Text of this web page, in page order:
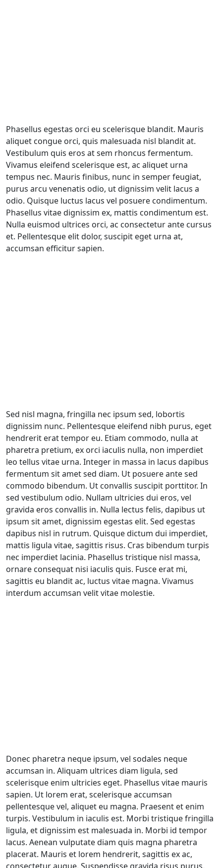
Phasellus egestas orci eu scelerisque blandit. Mauris
aliquet congue orci, quis malesuada nisl blandit at.
Vestibulum quis eros at sem rhoncus fermentum.
Vivamus eleifend scelerisque est, ac aliquet urna
tempus nec. Mauris finibus, nunc in semper feugiat,
purus arcu venenatis odio, ut dignissim velit lacus a
odio. Quisque luctus lacus vel posuere condimentum.
Phasellus vitae dignissim ex, mattis condimentum est.
Nulla euismod ultrices orci, ac consectetur ante cursus
et. Pellentesque elit dolor, suscipit eget urna at,
accumsan efficitur sapien.
Sed nisl magna, fringilla nec ipsum sed, lobortis
dignissim nunc. Pellentesque eleifend nibh purus, eget
hendrerit erat tempor eu. Etiam commodo, nulla at
pharetra pretium, ex orci iaculis nulla, non imperdiet
leo tellus vitae urna. Integer in massa in lacus dapibus
fermentum sit amet sed diam. Ut posuere ante sed
commodo bibendum. Ut convallis suscipit porttitor. In
sed vestibulum odio. Nullam ultricies dui eros, vel
gravida eros convallis in. Nulla lectus felis, dapibus ut
ipsum sit amet, dignissim egestas elit. Sed egestas
dapibus nisl in rutrum. Quisque dictum dui imperdiet,
mattis ligula vitae, sagittis risus. Cras bibendum turpis
nec imperdiet lacinia. Phasellus tristique nisl massa,
ornare consequat nisi iaculis quis. Fusce erat mi,
sagittis eu blandit ac, luctus vitae magna. Vivamus
interdum accumsan velit vitae molestie.
Donec pharetra neque ipsum, vel sodales neque
accumsan in. Aliquam ultrices diam ligula, sed
scelerisque enim ultricies eget. Phasellus vitae mauris
sapien. Ut lorem erat, scelerisque accumsan
pellentesque vel, aliquet eu magna. Praesent et enim
turpis. Vestibulum in iaculis est. Morbi tristique fringilla
ligula, et dignissim est malesuada in. Morbi id tempor
lacus. Aenean vulputate diam quis magna pharetra
placerat. Mauris et lorem hendrerit, sagittis ex ac,